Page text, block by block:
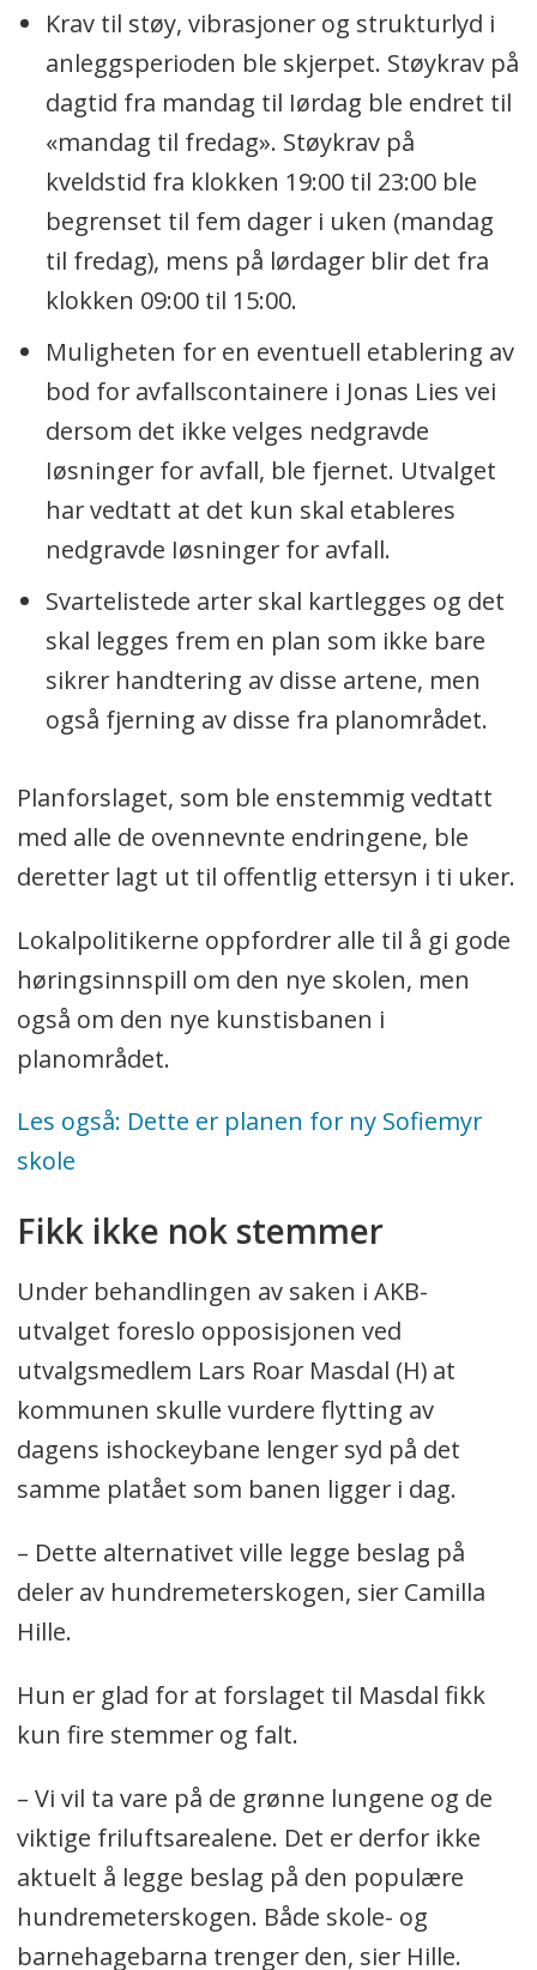
Krav til støy, vibrasjoner og strukturlyd i
anleggsperioden ble skjerpet. Støykrav på
dagtid fra mandag til Iørdag ble endret til
«mandag til fredag». Støykrav på
kveldstid fra klokken 19:00 til 23:00 ble
begrenset til fem dager i uken (mandag
til fredag), mens på lørdager blir det fra
klokken 09:00 til 15:00.
Muligheten for en eventuell etablering av
bod for avfallscontainere i Jonas Lies vei
dersom det ikke velges nedgravde
Iøsninger for avfall, ble fjernet. Utvalget
har vedtatt at det kun skal etableres
nedgravde Iøsninger for avfall.
Svartelistede arter skal kartlegges og det
skal legges frem en plan som ikke bare
sikrer handtering av disse artene, men
også fjerning av disse fra planområdet.
Planforslaget, som ble enstemmig vedtatt
med alle de ovennevnte endringene, ble
deretter lagt ut til offentlig ettersyn i ti uker.
Lokalpolitikerne oppfordrer alle til å gi gode
høringsinnspill om den nye skolen, men
også om den nye kunstisbanen i
planområdet.
Les også: Dette er planen for ny Sofiemyr
skole
Fikk ikke nok stemmer
Under behandlingen av saken i AKB-
utvalget foreslo opposisjonen ved
utvalgsmedlem Lars Roar Masdal (H) at
kommunen skulle vurdere flytting av
dagens ishockeybane lenger syd på det
samme platået som banen ligger i dag.
– Dette alternativet ville legge beslag på
deler av hundremeterskogen, sier Camilla
Hille.
Hun er glad for at forslaget til Masdal fikk
kun fire stemmer og falt.
– Vi vil ta vare på de grønne lungene og de
viktige friluftsarealene. Det er derfor ikke
aktuelt å legge beslag på den populære
hundremeterskogen. Både skole- og
barnehagebarna trenger den, sier Hille.